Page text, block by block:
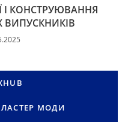
І КОНСТРУЮВАННЯ
ВИПУСКНИКІВ
МОДИ